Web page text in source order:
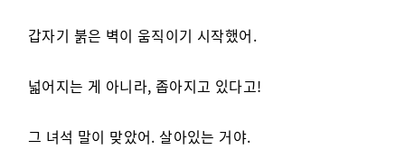
갑자기 붉은 벽이 움직이기 시작했어.
넓어지는 게 아니라, 좁아지고 있다고!
그 녀석 말이 맞았어. 살아있는 거야.